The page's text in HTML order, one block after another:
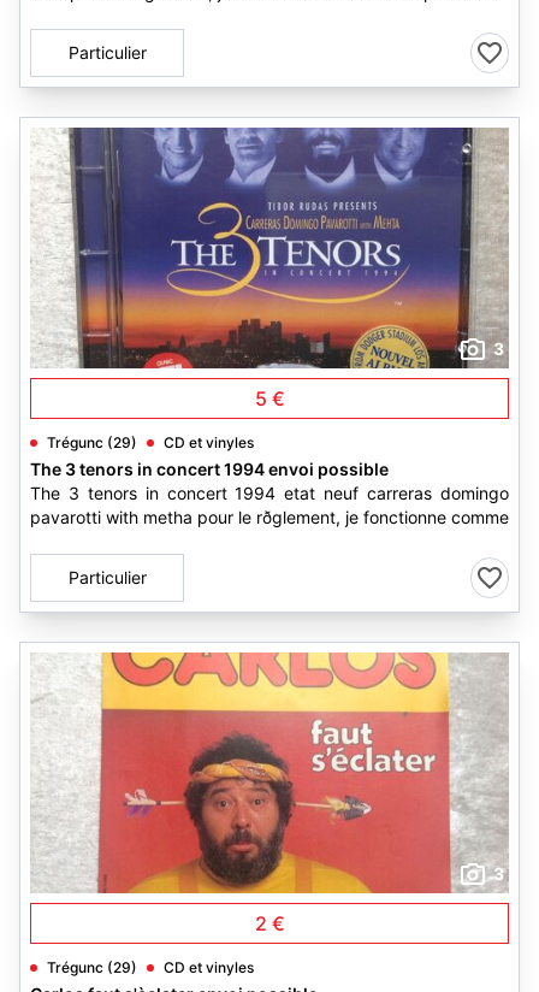
Particulier
3
5 €
Trégunc (29) CD et vinyles
The 3 tenors in concert 1994 envoi possible
The 3 tenors in concert 1994 etat neuf carreras domingo
pavarotti with metha pour le rðglement, je fonctionne comme
Particulier
3
2 €
Trégunc (29) CD et vinyles